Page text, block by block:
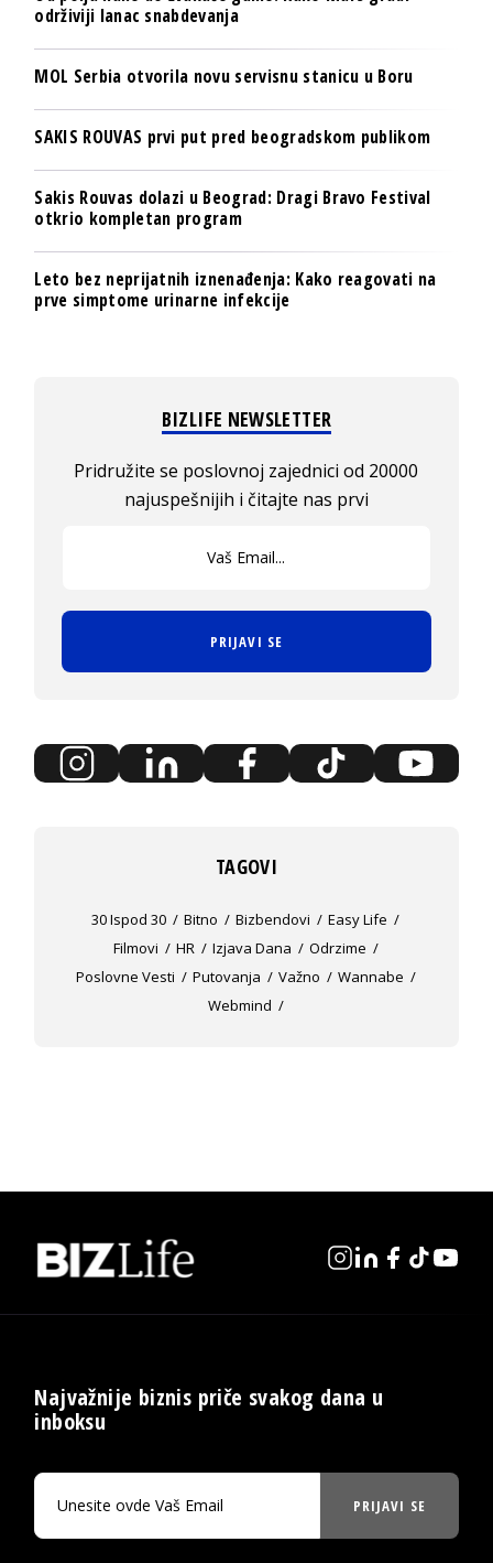
održiviji lanac snabdevanja
MOL Serbia otvorila novu servisnu stanicu u Boru
SAKIS ROUVAS prvi put pred beogradskom publikom
Sakis Rouvas dolazi u Beograd: Dragi Bravo Festival
otkrio kompletan program
Leto bez neprijatnih iznenađenja: Kako reagovati na
prve simptome urinarne infekcije
BIZLIFE NEWSLETTER
Pridružite se poslovnoj zajednici od 20000
najuspešnijih i čitajte nas prvi
PRIJAVI SE
TAGOVI
30 Ispod 30 Bitno Bizbendovi
Easy Life
Filmovi
HR Izjava Dana
Odrzime
Poslovne Vesti
Putovanja Važno
Wannabe
Webmind
Najvažnije biznis priče svakog dana u
inboksu
PRIJAVI SE